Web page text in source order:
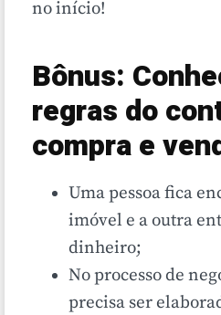
no início!
Bônus:
regras do
compra e
Uma pessoa fica
imóvel e a outra
dinheiro;
No processo de
precisa ser